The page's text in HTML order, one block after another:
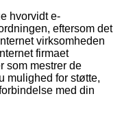
hvorvidt e-
eftersom det
virksomheden
firmaet
som mestrer de
mulighed for støtte,
med din